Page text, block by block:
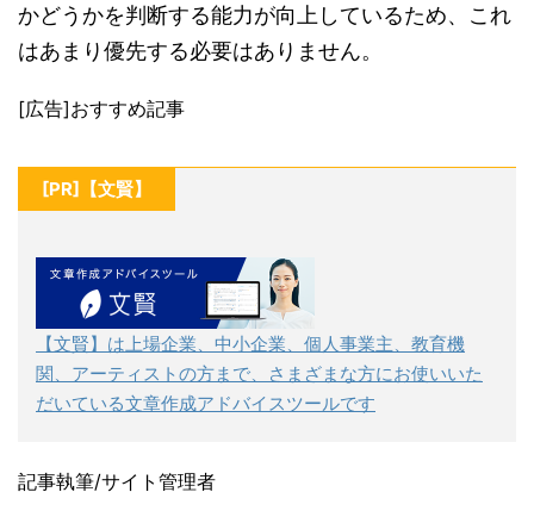
かどうかを判断する能力が向上しているため、これ
はあまり優先する必要はありません。
[広告]おすすめ記事
[PR]【文賢】
【文賢】は上場企業、中小企業、個人事業主、教育機
関、アーティストの方まで、さまざまな方にお使いいた
だいている文章作成アドバイスツールです
記事執筆/サイト管理者